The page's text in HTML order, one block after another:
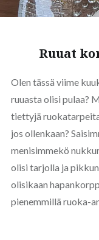
Ruuat
Olen tässä viime
ruuasta olisi pulaa?
tiettyjä
jos ollenkaan?
menisimmekö
olisi tarjolla ja
olisikaan
pienemmillä ruoka-